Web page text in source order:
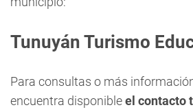
Tunuyán Turismo
Para consultas o más
encuentra disponibleel contacto